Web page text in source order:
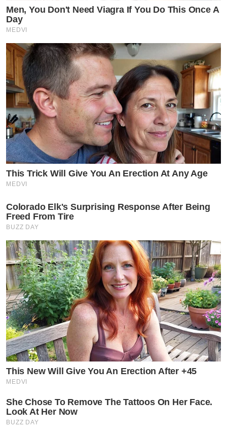
Men, You Don't Need Viagra If You Do This Once A
Day
MEDVI
This Trick Will Give You An Erection At Any Age
MEDVI
Colorado Elk's Surprising Response After Being
Freed From Tire
BUZZ DAY
This New Will Give You An Erection After +45
MEDVI
She Chose To Remove The Tattoos On Her Face.
Look At Her Now
BUZZ DAY